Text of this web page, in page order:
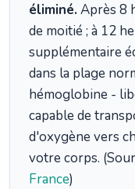
éliminé.Après 8
de moitié ; à 12
supplémentaire
dans la plage
hémoglobine -
capable de
d'oxygène vers
votre corps.
France)